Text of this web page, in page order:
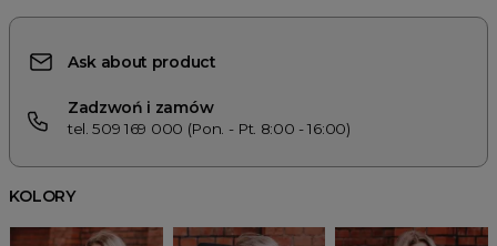
Ask about product
Zadzwoń i zamów
tel. 509 169 000 (Pon. - Pt. 8:00 - 16:00)
KOLORY